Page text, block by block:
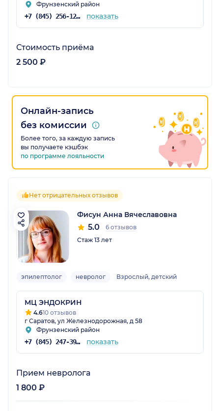
Фрунзенский район
+7 (845) 256-12-33 показать
Стоимость приёма
2 500 ₽
Онлайн-запись
без комиссии
Более того, за каждую запись
вы получаете кэшбэк
по программе лояльности
Нет отрицательных отзывов
Фисун Анна Вячеславовна
5.0
6 отзывов
Стаж 13 лет
эпилептолог невролог Взрослый, детский
МЦ ЭНДОКРИН
4.610 отзывов
г Саратов, ул Железнодорожная, д 58
Фрунзенский район
+7 (845) 247-39-26 показать
Прием невролога
1 800 ₽